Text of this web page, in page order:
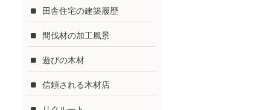
田舎住宅の建築履歴
間伐材の加工風景
遊びの木材
信頼される木材店